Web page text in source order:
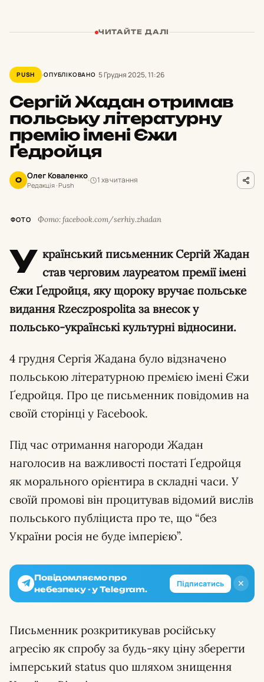
ЧИТАЙТЕ ДАЛІ
PUSH ОПУБЛІКОВАНО 5 Грудня 2025, 11:26
Сергій Жадан отримав
польську літературну
премію імені Єжи
Ґедройця
О Олег Коваленко
Редакція · Push
1 хв читання
ФОТО Фото: facebook.com/serhiy.zhadan
У країнський письменник Сергій Жадан
став черговим лауреатом премії імені
Єжи Ґедройця, яку щороку вручає польське
видання Rzeczpospolita за внесок у
польсько-українські культурні відносини.
4 грудня Сергія Жадана було відзначено
польською літературною премією імені Єжи
Ґедройця. Про це письменник повідомив на
своїй сторінці у Facebook.
Під час отримання нагороди Жадан
наголосив на важливості постаті Ґедройця
як морального орієнтира в складні часи. У
своїй промові він процитував відомий вислів
польського публіциста про те, що “без
України росія не буде імперією”.
✕
Повідомляємо про
небезпеку - у Telegram.
Підписатись
Письменник розкритикував російську
агресію як спробу за будь-яку ціну зберегти
імперський status quo шляхом знищення